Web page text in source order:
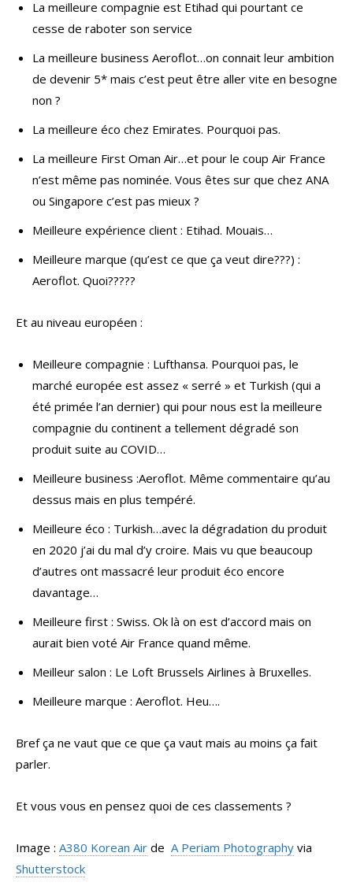
La meilleure compagnie est Etihad qui pourtant ce
cesse de raboter son service
La meilleure business Aeroflot…on connait leur ambition
de devenir 5* mais c’est peut être aller vite en besogne
non ?
La meilleure éco chez Emirates. Pourquoi pas.
La meilleure First Oman Air…et pour le coup Air France
n’est même pas nominée. Vous êtes sur que chez ANA
ou Singapore c’est pas mieux ?
Meilleure expérience client : Etihad. Mouais…
Meilleure marque (qu’est ce que ça veut dire???) :
Aeroflot. Quoi?????
Et au niveau européen :
Meilleure compagnie : Lufthansa. Pourquoi pas, le
marché europée est assez « serré » et Turkish (qui a
été primée l’an dernier) qui pour nous est la meilleure
compagnie du continent a tellement dégradé son
produit suite au COVID…
Meilleure business :Aeroflot. Même commentaire qu’au
dessus mais en plus tempéré.
Meilleure éco : Turkish…avec la dégradation du produit
en 2020 j’ai du mal d’y croire. Mais vu que beaucoup
d’autres ont massacré leur produit éco encore
davantage…
Meilleure first : Swiss. Ok là on est d’accord mais on
aurait bien voté Air France quand même.
Meilleur salon : Le Loft Brussels Airlines à Bruxelles.
Meilleure marque : Aeroflot. Heu….
Bref ça ne vaut que ce que ça vaut mais au moins ça fait
parler.
Et vous vous en pensez quoi de ces classements ?
Image : A380 Korean Air de A Periam Photography via
Shutterstock